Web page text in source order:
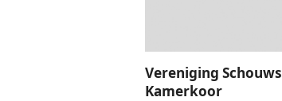
Vereniging Schouws
Kamerkoor